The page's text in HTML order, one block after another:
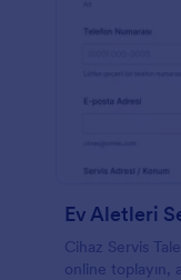
Ev Aletleri
Cihaz Servis
online toplayın,